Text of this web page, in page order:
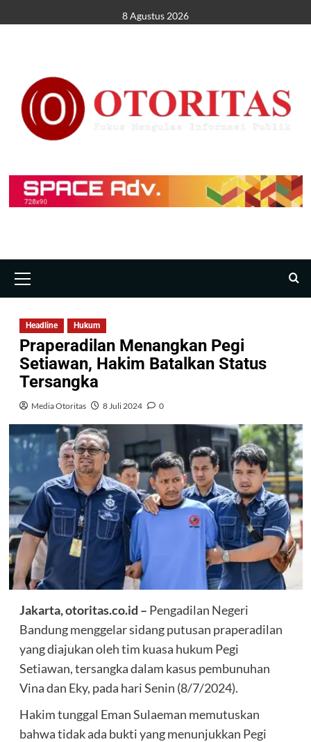
8 Agustus 2026
Headline Hukum
Praperadilan Menangkan Pegi
Setiawan, Hakim Batalkan Status
Tersangka
Media Otoritas 8 Juli 2024 0
Jakarta, otoritas.co.id – Pengadilan Negeri
Bandung menggelar sidang putusan praperadilan
yang diajukan oleh tim kuasa hukum Pegi
Setiawan, tersangka dalam kasus pembunuhan
Vina dan Eky, pada hari Senin (8/7/2024).
Hakim tunggal Eman Sulaeman memutuskan
bahwa tidak ada bukti yang menunjukkan Pegi